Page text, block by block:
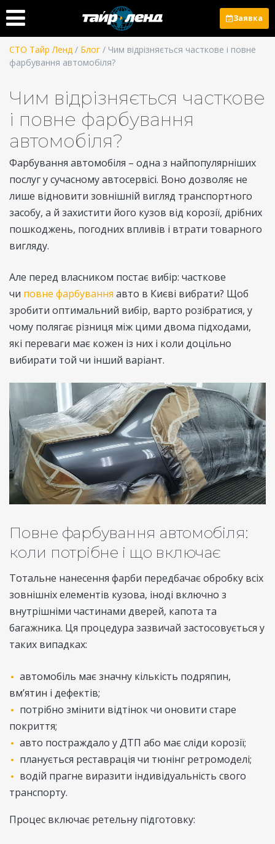
Заявка
СТО Тайр Ленд / Блог / Чим відрізняється часткове і повне
фарбування автомобіля?
Чим відрізняється часткове
і повне фарбування
автомобіля?
Фарбування автомобіля – одна з найпопулярніших
послуг у сучасному автосервісі. Воно дозволяє не
лише відновити зовнішній вигляд транспортного
засобу, а й захистити його кузов від корозії, дрібних
пошкоджень, погодних впливів і втрати товарного
вигляду.
Але перед власником постає вибір: часткове
чи повне фарбування авто в Києві вибрати? Щоб
зробити оптимальний вибір, варто розібратися, у
чому полягає різниця між цими двома підходами,
які переваги має кожен із них і коли доцільно
вибирати той чи інший варіант.
Повне фарбування автомобіля:
коли потрібне і що включає
Тотальне нанесення фарби передбачає обробку всіх
зовнішніх елементів кузова, іноді включно з
внутрішніми частинами дверей, капота та
багажника. Ця процедура зазвичай застосовується у
таких випадках:
автомобіль має значну кількість подряпин,
вм’ятин і дефектів;
потрібно змінити відтінок чи оновити старе
покриття;
авто постраждало у ДТП або має сліди корозії;
планується реставрація чи тюнінг ретромоделі;
водій прагне виразити індивідуальність свого
транспорту.
Процес включає ретельну підготовку: